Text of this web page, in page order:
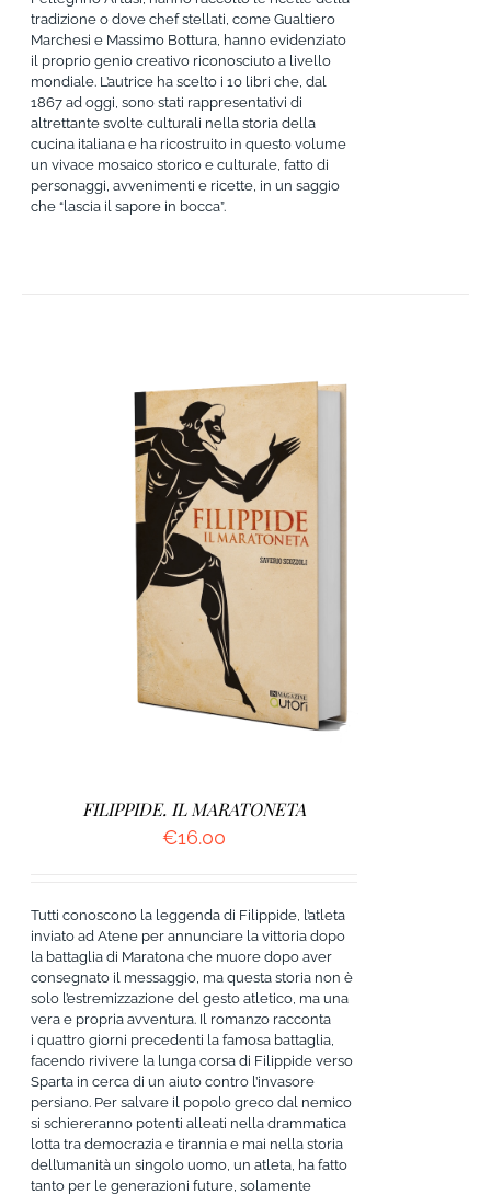
tradizione o dove chef stellati, come Gualtiero
Marchesi e Massimo Bottura, hanno evidenziato
il proprio genio creativo riconosciuto a livello
mondiale. L’autrice ha scelto i 10 libri che, dal
1867 ad oggi, sono stati rappresentativi di
altrettante svolte culturali nella storia della
cucina italiana e ha ricostruito in questo volume
un vivace mosaico storico e culturale, fatto di
personaggi, avvenimenti e ricette, in un saggio
che “lascia il sapore in bocca”.
AGGIUNGI AL CARRELLO
FILIPPIDE. IL MARATONETA
€16.00
Tutti conoscono la leggenda di Filippide, l’atleta
inviato ad Atene per annunciare la vittoria dopo
la battaglia di Maratona che muore dopo aver
consegnato il messaggio, ma questa storia non è
solo l’estremizzazione del gesto atletico, ma una
vera e propria avventura. Il romanzo racconta
i quattro giorni precedenti la famosa battaglia,
facendo rivivere la lunga corsa di Filippide verso
Sparta in cerca di un aiuto contro l’invasore
persiano. Per salvare il popolo greco dal nemico
si schiereranno potenti alleati nella drammatica
lotta tra democrazia e tirannia e mai nella storia
dell’umanità un singolo uomo, un atleta, ha fatto
tanto per le generazioni future, solamente